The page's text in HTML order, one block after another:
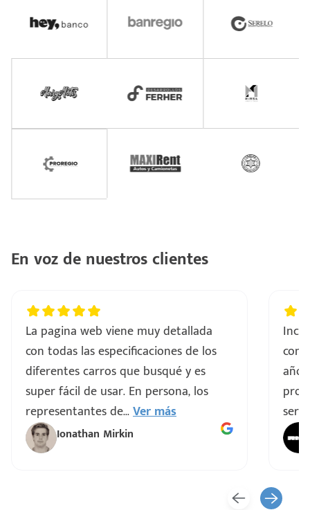
En voz de nuestros clientes
La pagina web viene muy detallada
con todas las especificaciones de los
diferentes carros que busqué y es
super fácil de usar. En persona, los
representantes de...Ver más
Ionathan Mirkin